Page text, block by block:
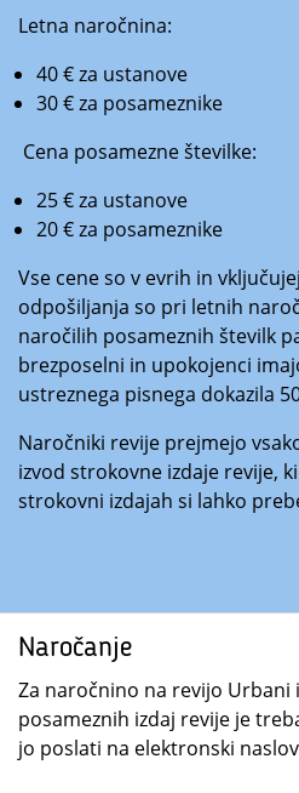
Letna naročnina:
40 € za ustanove
30 € za posameznike
Cena posamezne številke:
25 € za ustanove
20 € za posameznike
Vse cene so v evrih in
odpošiljanja so pri letnih
naročilih posameznih številk
brezposelni in upokojenci
ustreznega pisnega dokazila
Naročniki revije prejmejo
izvod strokovne izdaje revije,
strokovni izdajah si lahko
Naročanje
Za naročnino na revijo Urbani
posameznih izdaj revije je
jo poslati na elektronski